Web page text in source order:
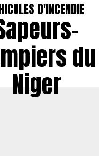
D'INCENDIE
du
Niger